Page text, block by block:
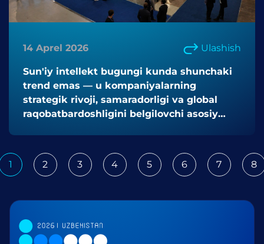
14 Aprel 2026 Ulashish
Sun'iy intellekt bugungi kunda shunchaki
trend emas — u kompaniyalarning
strategik rivoji, samaradorligi va global
raqobatbardoshligini belgilovchi asosiy
1 2 3 4 5 6 7 8